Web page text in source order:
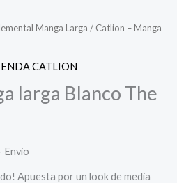
Manga Larga / Catlion – Manga
CATLION
larga Blanco The
Envio
Apuesta por un look de media